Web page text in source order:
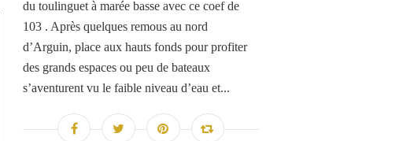
du toulinguet à marée basse avec ce coef de
103 . Après quelques remous au nord
d’Arguin, place aux hauts fonds pour profiter
des grands espaces ou peu de bateaux
s’aventurent vu le faible niveau d’eau et...